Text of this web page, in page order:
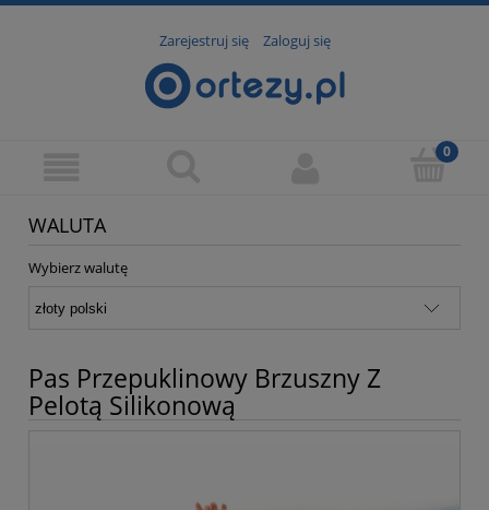
Zarejestruj się Zaloguj się
WALUTA
Wybierz walutę
Pas Przepuklinowy Brzuszny Z
Pelotą Silikonową